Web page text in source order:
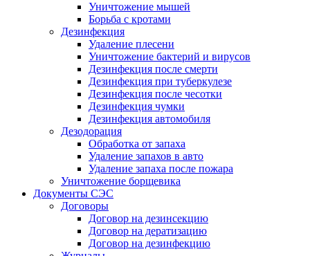
Уничтожение мышей
Борьба с кротами
Дезинфекция
Удаление плесени
Уничтожение бактерий и вирусов
Дезинфекция после смерти
Дезинфекция при туберкулезе
Дезинфекция после чесотки
Дезинфекция чумки
Дезинфекция автомобиля
Дезодорация
Обработка от запаха
Удаление запахов в авто
Удаление запаха после пожара
Уничтожение борщевика
Документы СЭС
Договоры
Договор на дезинсекцию
Договор на дератизацию
Договор на дезинфекцию